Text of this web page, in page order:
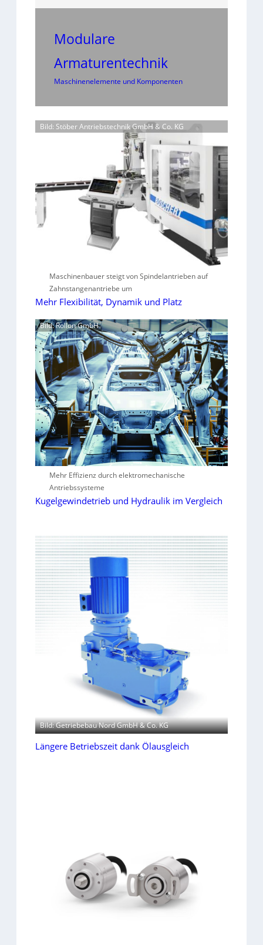
Modulare
Armaturentechnik
Maschinenelemente und Komponenten
Bild: Stöber Antriebstechnik GmbH & Co. KG
Maschinenbauer steigt von Spindelantrieben auf
Zahnstangenantriebe um
Mehr Flexibilität, Dynamik und Platz
Bild: Rollon GmbH
Mehr Effizienz durch elektromechanische
Antriebssysteme
Kugelgewindetrieb und Hydraulik im Vergleich
Bild: Getriebebau Nord GmbH & Co. KG
Längere Betriebszeit dank Ölausgleich